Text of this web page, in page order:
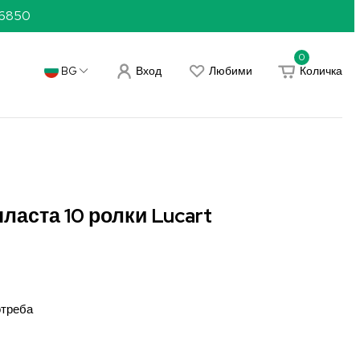
BG Вход Любими
0
Количка
10 ролки Lucart